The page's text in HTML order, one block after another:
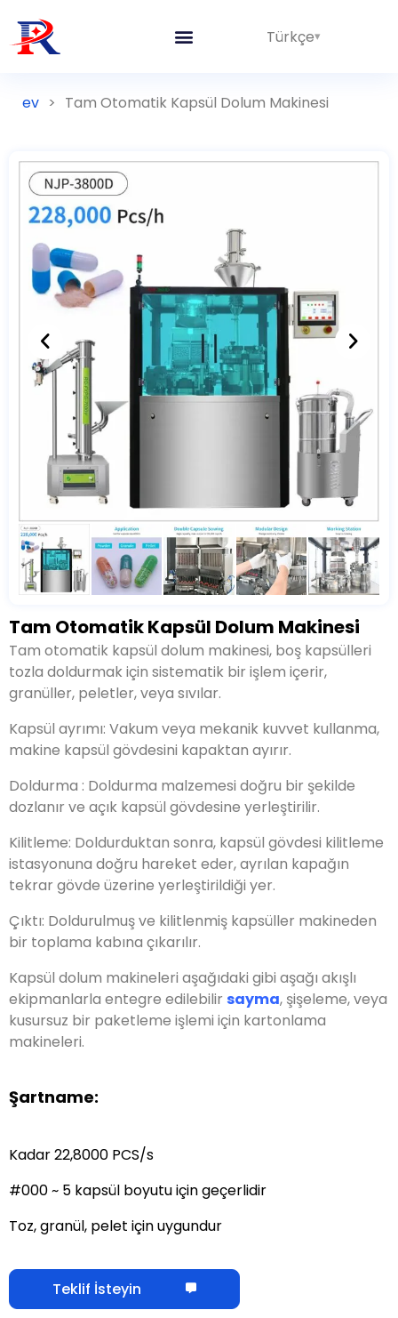
Türkçe
ev > Tam Otomatik Kapsül Dolum Makinesi
Tam Otomatik Kapsül Dolum Makinesi
Tam otomatik kapsül dolum makinesi, boş kapsülleri
tozla doldurmak için sistematik bir işlem içerir,
granüller, peletler, veya sıvılar.
Kapsül ayrımı: Vakum veya mekanik kuvvet kullanma,
makine kapsül gövdesini kapaktan ayırır.
Doldurma : Doldurma malzemesi doğru bir şekilde
dozlanır ve açık kapsül gövdesine yerleştirilir.
Kilitleme: Doldurduktan sonra, kapsül gövdesi kilitleme
istasyonuna doğru hareket eder, ayrılan kapağın
tekrar gövde üzerine yerleştirildiği yer.
Çıktı: Doldurulmuş ve kilitlenmiş kapsüller makineden
bir toplama kabına çıkarılır.
Kapsül dolum makineleri aşağıdaki gibi aşağı akışlı
ekipmanlarla entegre edilebilir sayma, şişeleme, veya
kusursuz bir paketleme işlemi için kartonlama
makineleri.
Şartname:
Kadar 22,8000 PCS/s
#000 ~ 5 kapsül boyutu için geçerlidir
Toz, granül, pelet için uygundur
Teklif İsteyin